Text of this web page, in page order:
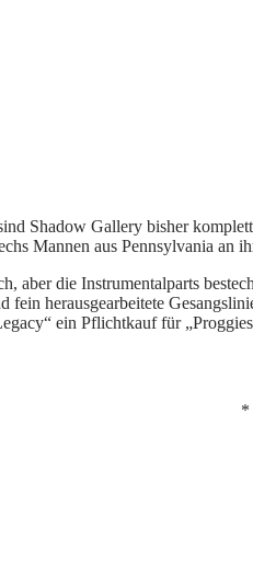
Shadow Gallery bisher
Mannen aus Pennsylvania an
aber die Instrumentalparts
herausgearbeitete
ein Pflichtkauf für
*